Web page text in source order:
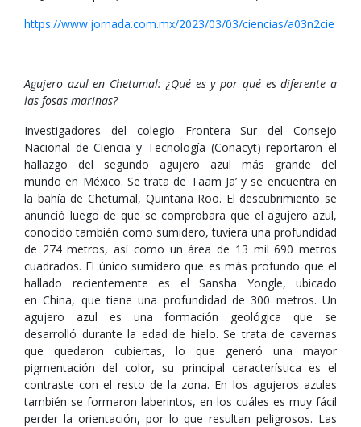
https://www.jornada.com.mx/2023/03/03/ciencias/a03n2cie
Agujero azul en Chetumal: ¿Qué es y por qué es diferente a
las fosas marinas?
Investigadores del colegio Frontera Sur del Consejo
Nacional de Ciencia y Tecnología (Conacyt) reportaron el
hallazgo del segundo agujero azul más grande del
mundo en México. Se trata de Taam Ja’ y se encuentra en
la bahía de Chetumal, Quintana Roo. El descubrimiento se
anunció luego de que se comprobara que el agujero azul,
conocido también como sumidero, tuviera una profundidad
de 274 metros, así como un área de 13 mil 690 metros
cuadrados. El único sumidero que es más profundo que el
hallado recientemente es el Sansha Yongle, ubicado
en China, que tiene una profundidad de 300 metros. Un
agujero azul es una formación geológica que se
desarrolló durante la edad de hielo. Se trata de cavernas
que quedaron cubiertas, lo que generó una mayor
pigmentación del color, su principal característica es el
contraste con el resto de la zona. En los agujeros azules
también se formaron laberintos, en los cuáles es muy fácil
perder la orientación, por lo que resultan peligrosos. Las